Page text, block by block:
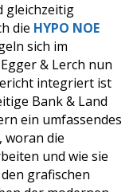
gleichzeitig
die HYPO NOE
sich im
& Lerch nun
integriert ist
Bank & Land
ein umfassendes
woran die
und wie sie
grafischen